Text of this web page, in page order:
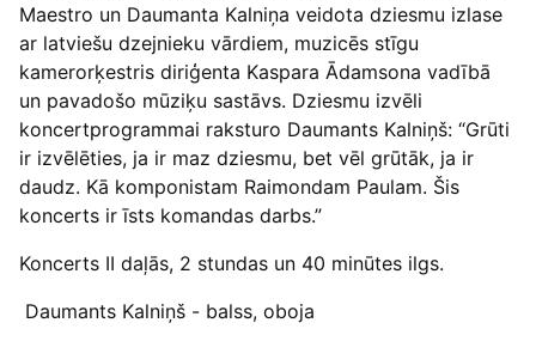
Maestro un Daumanta Kalniņa veidota dziesmu izlase
ar latviešu dzejnieku vārdiem, muzicēs stīgu
kamerorķestris diriģenta Kaspara Ādamsona vadībā
un pavadošo mūziķu sastāvs. Dziesmu izvēli
koncertprogrammai raksturo Daumants Kalniņš: “Grūti
ir izvēlēties, ja ir maz dziesmu, bet vēl grūtāk, ja ir
daudz. Kā komponistam Raimondam Paulam. Šis
koncerts ir īsts komandas darbs.”
Koncerts II daļās, 2 stundas un 40 minūtes ilgs.
Daumants Kalniņš - balss, oboja